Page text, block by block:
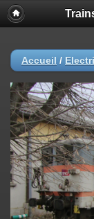
Accueil /